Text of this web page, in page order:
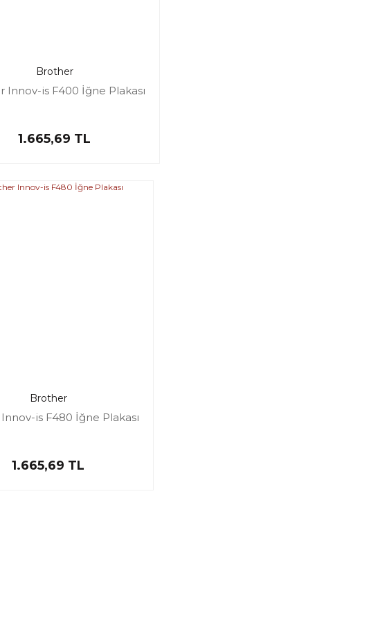
Brother
Innov-is F400 İğne Plakası
1.665,69 TL
Brother
is F480 İğne Plakası
1.665,69 TL